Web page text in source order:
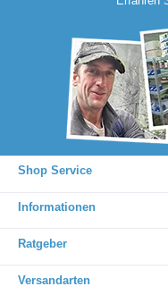
Shop Service
Informationen
Ratgeber
Versandarten